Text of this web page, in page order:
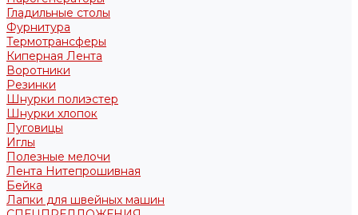
Гладильные столы
Фурнитура
Термотрансферы
Киперная Лента
Воротники
Резинки
Шнурки полиэстер
Шнурки хлопок
Пуговицы
Иглы
Полезные мелочи
Лента Нитепрошивная
Бейка
Лапки для швейных машин